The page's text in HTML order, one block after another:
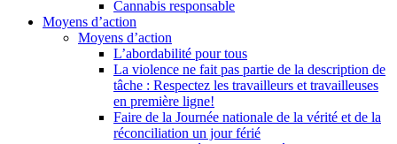
Cannabis responsable
Moyens d’action
Moyens d’action
L’abordabilité pour tous
La violence ne fait pas partie de la description de
tâche : Respectez les travailleurs et travailleuses
en première ligne!
Faire de la Journée nationale de la vérité et de la
réconciliation un jour férié